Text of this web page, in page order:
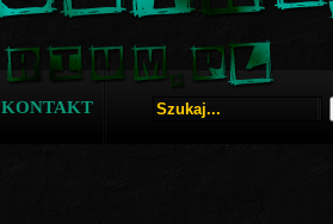
KONTAKT